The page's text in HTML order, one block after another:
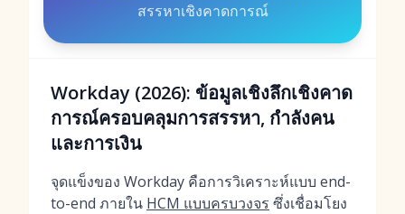
สรรหาเชิงคาดการณ์
Workday (2026): ข้อมูลเชิงลึกเชิงคาด
การณ์ครอบคลุมการสรรหา, กำลังคน
และการเงิน
จุดแข็งของ Workday คือการวิเคราะห์แบบ end-
to-end ภายใน HCM แบบครบวงจร ซึ่งเชื่อมโยง